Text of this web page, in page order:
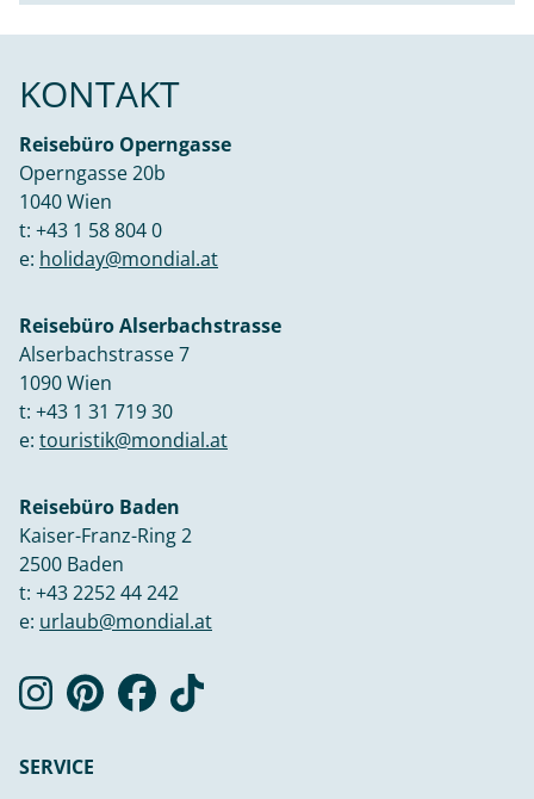
KONTAKT
Reisebüro Operngasse
Operngasse 20b
1040 Wien
t: +43 1 58 804 0
e: holiday@mondial.at
Reisebüro Alserbachstrasse
Alserbachstrasse 7
1090 Wien
t: +43 1 31 719 30
e: touristik@mondial.at
Reisebüro Baden
Kaiser-Franz-Ring 2
2500 Baden
t: +43 2252 44 242
e: urlaub@mondial.at
SERVICE